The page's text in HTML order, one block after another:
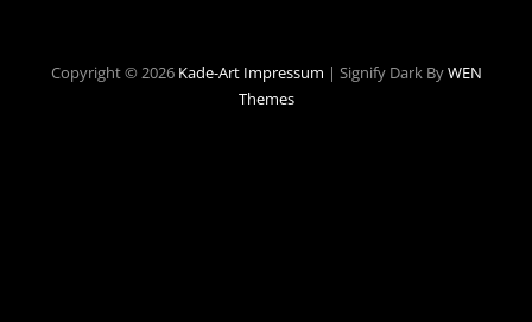
Copyright © 2026 Kade-Art Impressum | Signify Dark ByWEN
Themes